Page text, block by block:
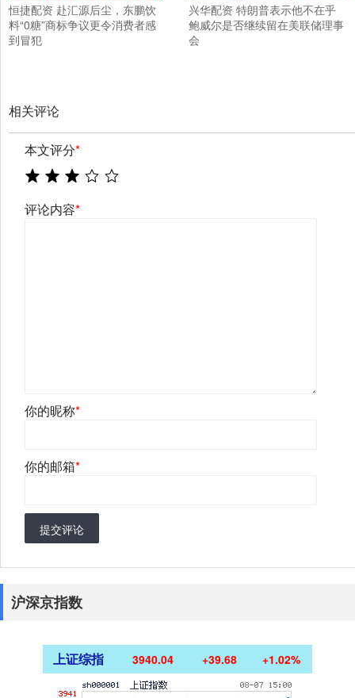
恒捷配资 赴汇源后尘，东鹏饮
料“0糖”商标争议更令消费者感
到冒犯
兴华配资 特朗普表示他不在乎
鲍威尔是否继续留在美联储理事
会
相关评论
本文评分*
评论内容*
你的昵称*
你的邮箱*
提交评论
沪深京指数
上证综指 3940.04 +39.68 +1.02%